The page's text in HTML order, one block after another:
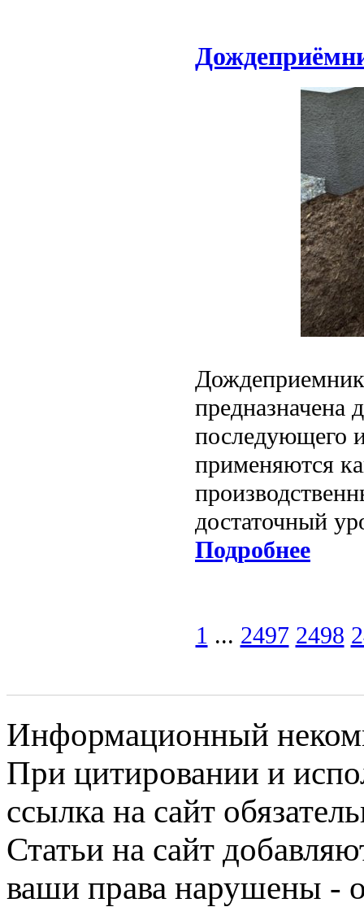
Дождеприемник
предназначена
последующего
применяются
достаточный
Подробнее
1 ... 2497 2498
Информационный
При цитировании и
ссылка на сайт
Статьи на сайт
ваши права нарушены -